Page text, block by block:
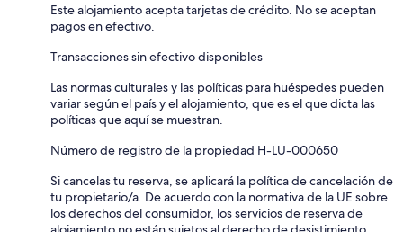
Este alojamiento acepta tarjetas de crédito. No se aceptan
pagos en efectivo.
Transacciones sin efectivo disponibles
Las normas culturales y las políticas para huéspedes pueden
variar según el país y el alojamiento, que es el que dicta las
políticas que aquí se muestran.
Número de registro de la propiedad H-LU-000650
Si cancelas tu reserva, se aplicará la política de cancelación de
tu propietario/a. De acuerdo con la normativa de la UE sobre
los derechos del consumidor, los servicios de reserva de